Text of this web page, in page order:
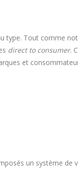
type. Tout comme
direct to consumer.
et
un système de